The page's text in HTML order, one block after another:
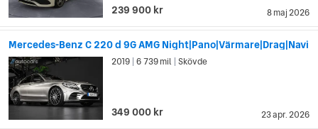
8 maj 2026
239 900 kr
Mercedes-Benz C 220 d 9G AMG Night|Pano|Värmare|Drag|Navi
23 apr. 2026
2019 6 739 mil Skövde
349 000 kr